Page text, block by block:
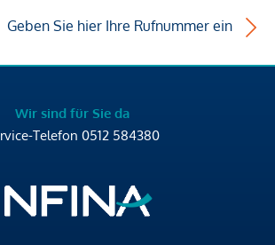
Geben Sie hier Ihre Rufnummer ein
Wir sind für Sie da
Telefon 0512 584380